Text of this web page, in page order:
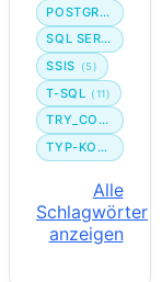
POSTGRESQL
SQL SERVER
SSIS
(5)
T-SQL (11)
TRY_CONVERT
TYP-KONVERTIERUNG
Alle
Schlagwörter
anzeigen